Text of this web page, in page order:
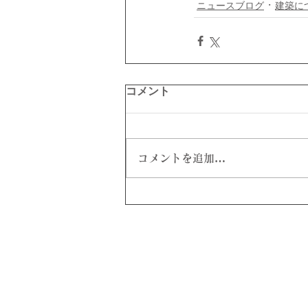
ニュースブログ 建築に
コメント
コメントを追加…